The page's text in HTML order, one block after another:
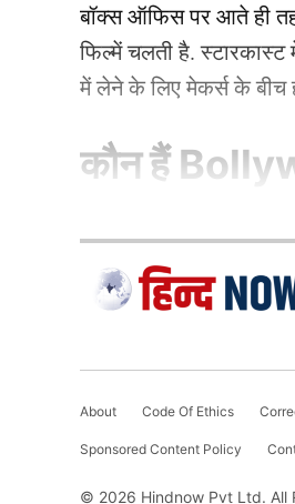
बॉक्स ऑफिस पर आते ही
फिल्में चलती है. स्टारकास्ट
में लेने के लिए मेकर्स के बीच
कौन हैं
1.दीपिका
फिल्मों में ‘कॉकटेल’,
About Code Of Ethics
Sponsored Content Policy
© 2026 Hindnow Pvt Ltd. All